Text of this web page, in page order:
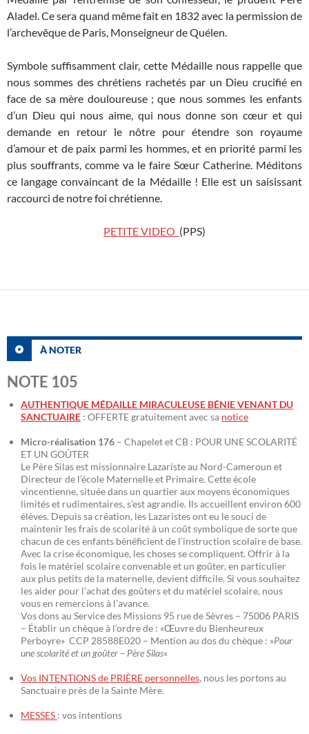
Aladel. Ce sera quand même fait en 1832 avec la permission de
l’archevêque de Paris, Monseigneur de Quélen.
Symbole suffisamment clair, cette Médaille nous rappelle que
nous sommes des chrétiens rachetés par un Dieu crucifié en
face de sa mère douloureuse ; que nous sommes les enfants
d’un Dieu qui nous aime, qui nous donne son cœur et qui
demande en retour le nôtre pour étendre son royaume
d’amour et de paix parmi les hommes, et en priorité parmi les
plus souffrants, comme va le faire Sœur Catherine. Méditons
ce langage convaincant de la Médaille ! Elle est un saisissant
raccourci de notre foi chrétienne.
PETITE VIDEO (PPS)
À NOTER
NOTE 105
AUTHENTIQUE MÉDAILLE MIRACULEUSE BÉNIE VENANT DU
SANCTUAIRE : OFFERTE gratuitement avec sa notice
Micro-réalisation 176 – Chapelet et CB : POUR UNE SCOLARITÉ
ET UN GOÛTER
Le Père Silas est missionnaire Lazariste au Nord-Cameroun et
Directeur de l’école Maternelle et Primaire. Cette école
vincentienne, située dans un quartier aux moyens économiques
limités et rudimentaires, s’est agrandie. Ils accueillent environ 600
élèves. Depuis sa création, les Lazaristes ont eu le souci de
maintenir les frais de scolarité à un coût symbolique de sorte que
chacun de ces enfants bénéficient de l’instruction scolaire de base.
Avec la crise économique, les choses se compliquent. Offrir à la
fois le matériel scolaire convenable et un goûter, en particulier
aux plus petits de la maternelle, devient difficile. Si vous souhaitez
les aider pour l’achat des goûters et du matériel scolaire, nous
vous en remercions à l’avance.
Vos dons au Service des Missions 95 rue de Sèvres – 75006 PARIS
– Établir un chèque à l’ordre de : «Œuvre du Bienheureux
Perboyre» CCP 28588E020 – Mention au dos du chèque : »Pour
une scolarité et un goûter – Père Silas«
Vos INTENTIONS de PRIÈRE personnelles, nous les portons au
Sanctuaire près de la Sainte Mère.
MESSES : vos intentions